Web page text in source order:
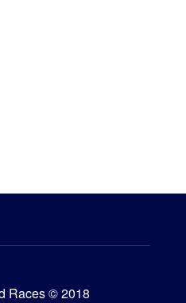
Races © 2018